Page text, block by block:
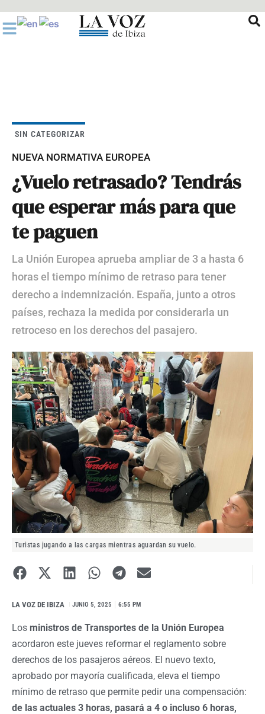
al
contenido
SIN CATEGORIZAR
NUEVA NORMATIVA EUROPEA
¿Vuelo retrasado? Tendrás
que esperar más para que
te paguen
La Unión Europea aprueba ampliar de 3 a hasta 6
horas el tiempo mínimo de retraso para tener
derecho a indemnización. España, junto a otros
países, rechaza la medida por considerarla un
retroceso en los derechos del pasajero.
Turistas jugando a las cargas mientras aguardan su vuelo.
LA VOZ DE IBIZA JUNIO 5, 2025 6:55 PM
Los ministros de Transportes de la Unión Europea
acordaron este jueves reformar el reglamento sobre
derechos de los pasajeros aéreos. El nuevo texto,
aprobado por mayoría cualificada, eleva el tiempo
mínimo de retraso que permite pedir una compensación:
de las actuales 3 horas, pasará a 4 o incluso 6 horas,